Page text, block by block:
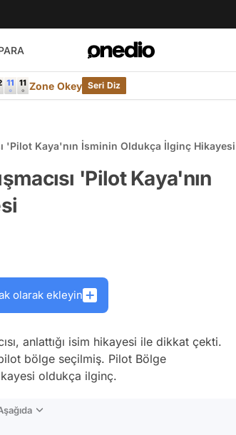
Zone Okey Seri Diz
'Pilot Kaya'nın İsminin Oldukça İlginç Hikayesi
'Pilot Kaya'nın
olarak ekleyin
anlattığı isim hikayesi ile dikkat çekti.
bölge seçilmiş. Pilot Bölge
oldukça ilginç.